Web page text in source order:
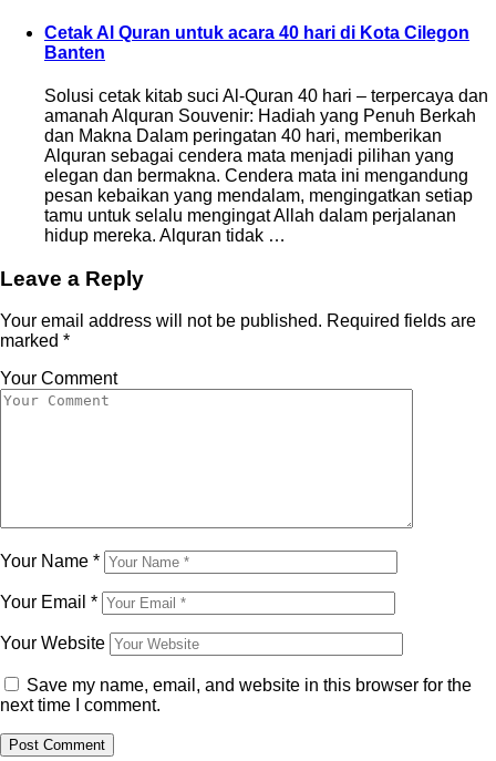
Cetak Al Quran untuk acara 40 hari di Kota Cilegon
Banten
Solusi cetak kitab suci Al-Quran 40 hari – terpercaya dan
amanah Alquran Souvenir: Hadiah yang Penuh Berkah
dan Makna Dalam peringatan 40 hari, memberikan
Alquran sebagai cendera mata menjadi pilihan yang
elegan dan bermakna. Cendera mata ini mengandung
pesan kebaikan yang mendalam, mengingatkan setiap
tamu untuk selalu mengingat Allah dalam perjalanan
hidup mereka. Alquran tidak …
Leave a Reply
Your email address will not be published. Required fields are
marked *
Your Comment
Your Name *
Your Email *
Your Website
Save my name, email, and website in this browser for the
next time I comment.